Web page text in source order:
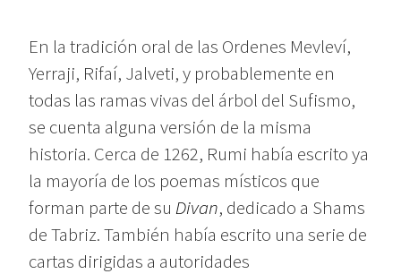
En la tradición oral de las Ordenes Mevleví,
Yerraji, Rifaí, Jalveti, y probablemente en
todas las ramas vivas del árbol del Sufismo,
se cuenta alguna versión de la misma
historia. Cerca de 1262, Rumi había escrito ya
la mayoría de los poemas místicos que
forman parte de su Divan, dedicado a Shams
de Tabriz. También había escrito una serie de
cartas dirigidas a autoridades